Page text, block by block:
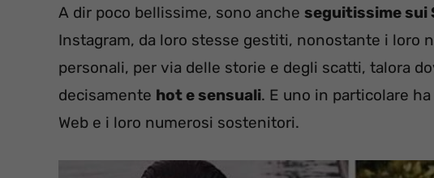
A dir poco bellissime, sono anche seguitissime sui
Instagram, da loro stesse gestiti, nonostante i loro
personali, per via delle storie e degli scatti, talora
decisamente hot e sensuali. E uno in particolare
Web e i loro numerosi sostenitori.